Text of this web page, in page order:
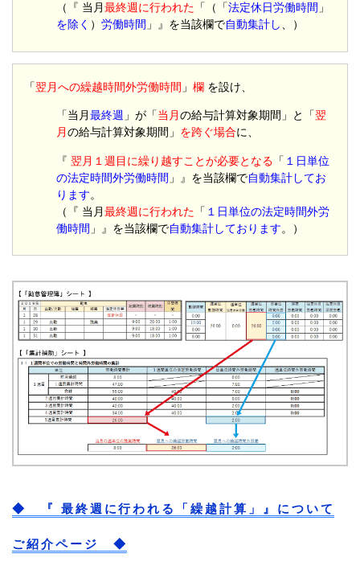
（『 当月最終週に行われた 「（「法定休日労働時間 」
を除く ）労働時間 」』を当該欄で自動集計し、）
「翌月への繰越時間外労働時間 」欄 を設け、
「当月最終週 」が「当月の給与計算対象期間」と「翌
月の給与計算対象期間」 を跨ぐ場合に、
『翌月１週目に繰り越すことが必要となる 「 １日単位
の法定時間外労働時間 」』を当該欄で自動集計してお
ります。
（『 当月最終週に行われた 「 １日単位の法定時間外労
働時間 」』を当該欄で自動集計しております。）
◆ 『 最終週に行われる「繰越計算」』について
ご紹介ページ ◆